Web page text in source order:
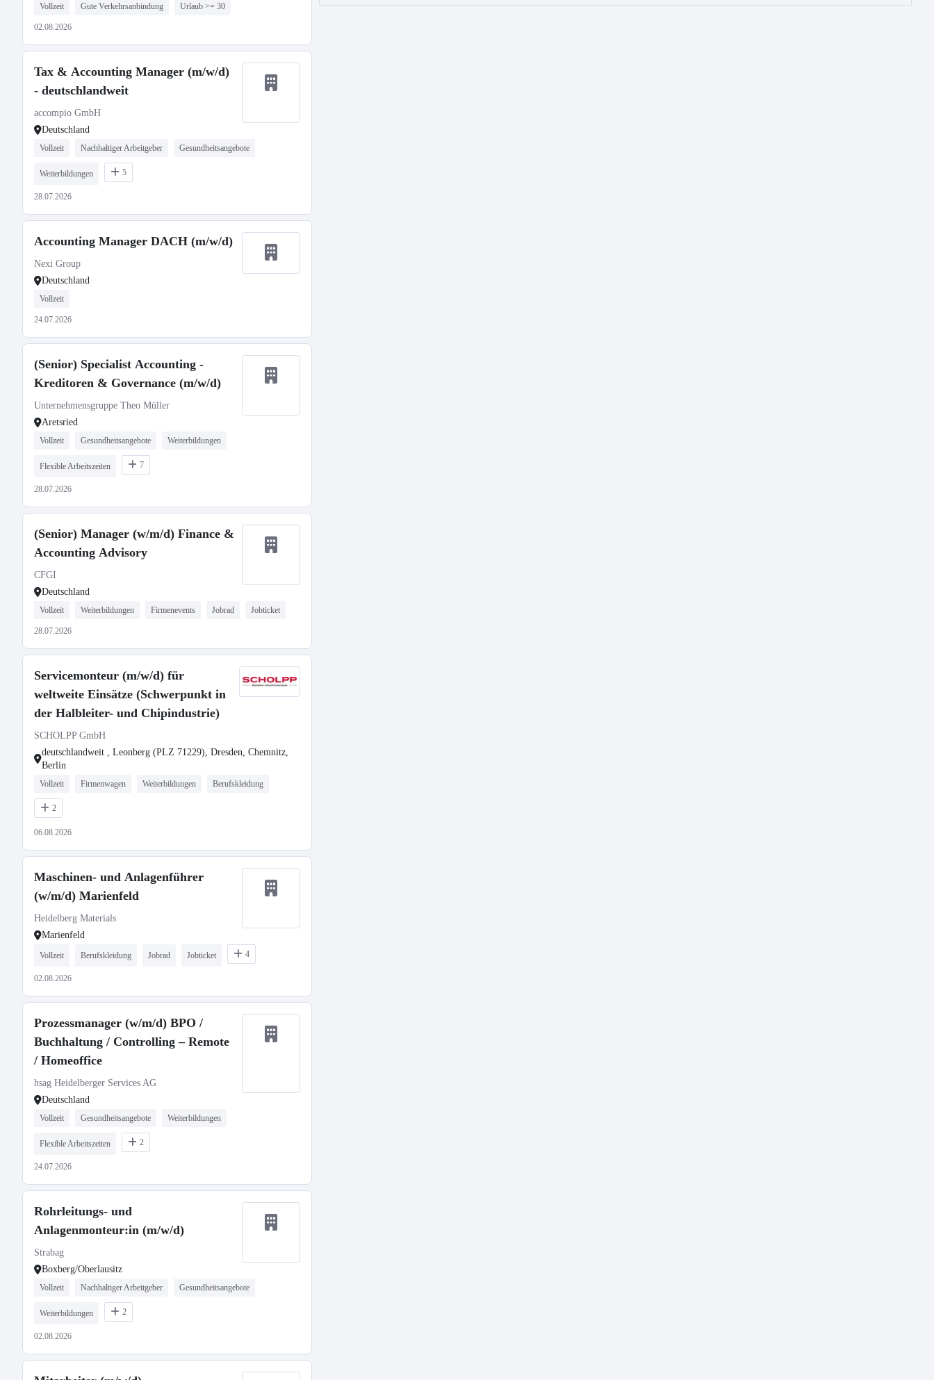
Vollzeit Gute Verkehrsanbindung Urlaub >= 30
02.08.2026
Tax & Accounting Manager (m/w/d)
- deutschlandweit
accompio GmbH
Deutschland
Vollzeit Nachhaltiger Arbeitgeber Gesundheitsangebote
Weiterbildungen 5
28.07.2026
Accounting Manager DACH (m/w/d)
Nexi Group
Deutschland
Vollzeit
24.07.2026
(Senior) Specialist Accounting -
Kreditoren & Governance (m/w/d)
Unternehmensgruppe Theo Müller
Aretsried
Vollzeit Gesundheitsangebote Weiterbildungen
Flexible Arbeitszeiten 7
28.07.2026
(Senior) Manager (w/m/d) Finance &
Accounting Advisory
CFGI
Deutschland
Vollzeit Weiterbildungen Firmenevents Jobrad Jobticket
28.07.2026
Servicemonteur (m/w/d) für
weltweite Einsätze (Schwerpunkt in
der Halbleiter- und Chipindustrie)
SCHOLPP GmbH
deutschlandweit , Leonberg (PLZ 71229), Dresden, Chemnitz,
Berlin
Vollzeit Firmenwagen Weiterbildungen Berufskleidung
2
06.08.2026
Maschinen- und Anlagenführer
(w/m/d) Marienfeld
Heidelberg Materials
Marienfeld
Vollzeit Berufskleidung Jobrad Jobticket 4
02.08.2026
Prozessmanager (w/m/d) BPO /
Buchhaltung / Controlling – Remote
/ Homeoffice
hsag Heidelberger Services AG
Deutschland
Vollzeit Gesundheitsangebote Weiterbildungen
Flexible Arbeitszeiten 2
24.07.2026
Rohrleitungs- und
Anlagenmonteur:in (m/w/d)
Strabag
Boxberg/Oberlausitz
Vollzeit Nachhaltiger Arbeitgeber Gesundheitsangebote
Weiterbildungen 2
02.08.2026